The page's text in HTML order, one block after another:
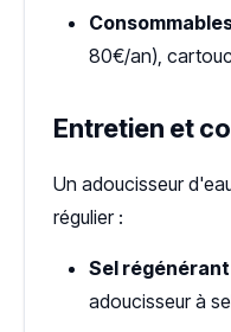
80€/an),
Entretien et
Un adoucisseur
régulier :
Sel régénérant
adoucisseur à